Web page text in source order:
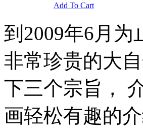
Add To Cart
到2009年6月
非常珍贵的大
下三个宗旨，
画轻松有趣的